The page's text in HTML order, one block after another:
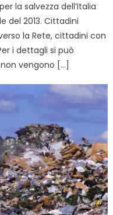
la salvezza dell’Italia
del 2013. Cittadini
la Rete, cittadini con
i dettagli si può
vengono […]